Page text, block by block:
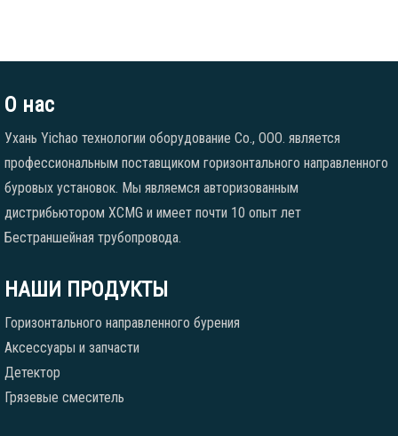
О нас
Ухань Yichao технологии оборудование Co., ООО. является
профессиональным поставщиком горизонтального направленного
буровых установок. Мы являемся авторизованным
дистрибьютором XCMG и имеет почти 10 опыт лет
Бестраншейная трубопровода.
НАШИ ПРОДУКТЫ
Горизонтального направленного бурения
Аксессуары и запчасти
Детектор
Грязевые смеситель